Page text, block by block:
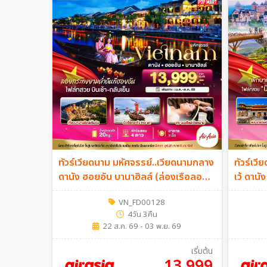
ทัวร์เวียดนาม มหัศจรรย์..เวียดนามกลาง
ดานัง ฮอยอัน บานาฮิลล์ (ล่องเรือลอย
กระทงฮอยอัน+สระผมสไตล์เวียดนาม)
4วัน 3คืน (FD) VN_FD00128
4วัน 3คืน
22 ส.ค. 69 - 03 พ.ย. 69
เริ่มต้น
ทัวร์เวี
เว้ ดา
4วัน 3คื